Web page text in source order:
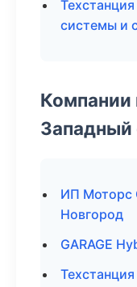
системы и
Компании
Западный
ИП Моторс
Новгород
GARAGE